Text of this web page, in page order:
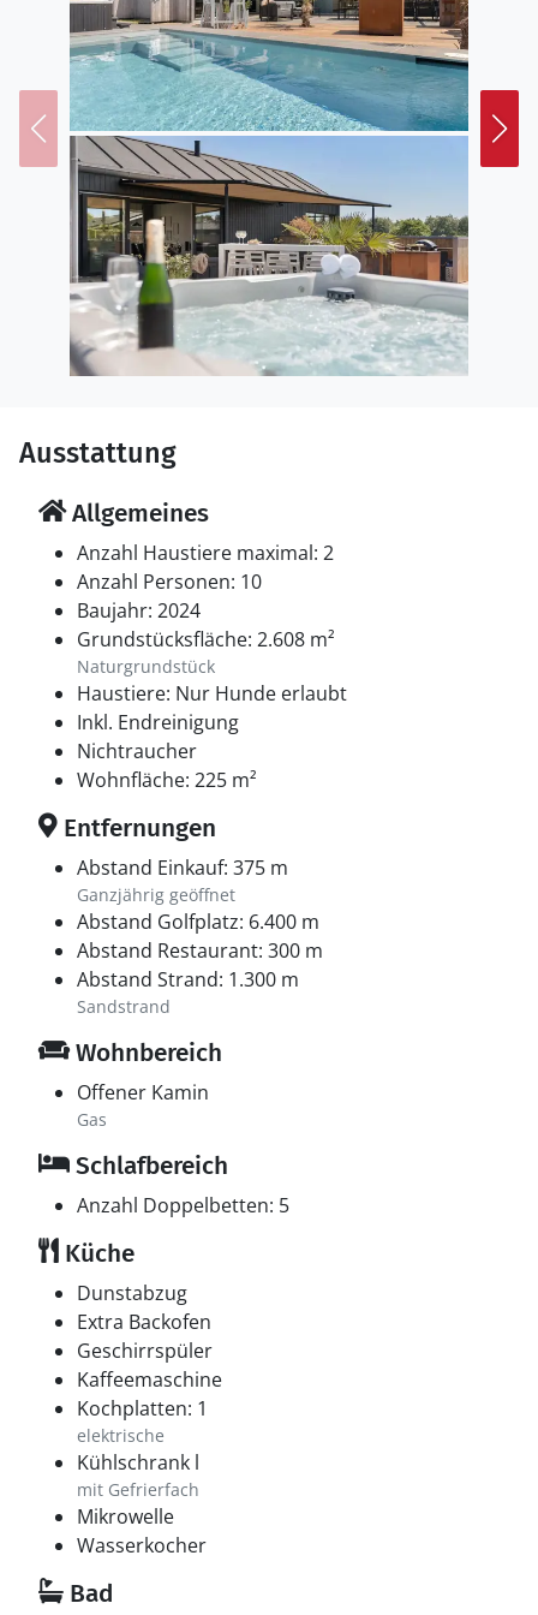
in kurzer Entfernung zu den guten Geschäften und
Restaurants im Stadtzentrum, falls du Köstlichkeiten
für das Abendessen kaufen oder die Familie zum Essen
einladen möchtest. Du kannst auch überlegen, ob ihr
das Essen in einem Korb verpacken und am Strand
picknicken wollt – es kann wunderbar sein, abends im
Nordsee zu schwimmen und danach den
Sonnenuntergang am Horizont zu beobachten. Der
Blåvand Zoo, das Tirpitz-Museum und der Blåvandshuk
Leuchtturm sind beliebte Ausflugsziele, und Skallingen
ist ein Ort, den jeder Naturfreund mindestens einmal
im Leben besuchen sollte.
Ausstattung
Allgemeines
Anzahl Haustiere maximal: 2
Anzahl Personen: 10
Baujahr: 2024
Grundstücksfläche: 2.608 m²
Naturgrundstück
Haustiere: Nur Hunde erlaubt
Inkl. Endreinigung
Nichtraucher
Wohnfläche: 225 m²
Entfernungen
Abstand Einkauf: 375 m
Ganzjährig geöffnet
Abstand Golfplatz: 6.400 m
Abstand Restaurant: 300 m
Abstand Strand: 1.300 m
Sandstrand
Wohnbereich
Offener Kamin
Gas
Schlafbereich
Anzahl Doppelbetten: 5
Küche
Dunstabzug
Extra Backofen
Geschirrspüler
Kaffeemaschine
Kochplatten: 1
elektrische
Kühlschrank l
mit Gefrierfach
Mikrowelle
Wasserkocher
Bad